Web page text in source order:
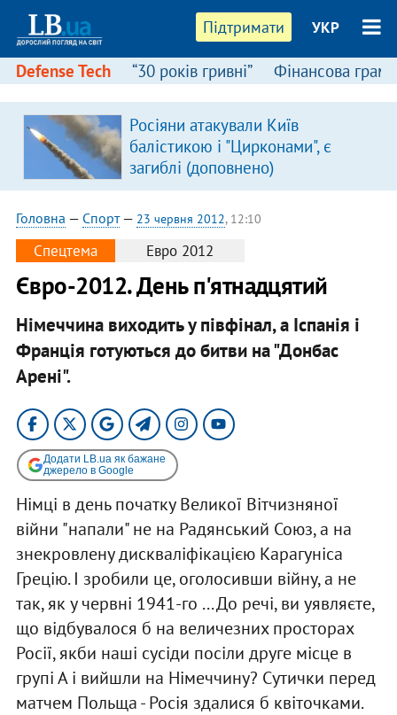
Підтримати УКР
Defense Tech “30 років гривні” Фінансова
Росіяни атакували Київ
балістикою і "Цирконами", є
загиблі (доповнено)
Головна — Спорт— 23 червня 2012, 12:10
Спецтема Евро 2012
Євро-2012. День п'ятнадцятий
Німеччина виходить у півфінал, а Іспанія і
Франція готуються до битви на "Донбас
Арені".
Додати LB.ua як бажане
джерело в Google
Німці в день початку Великої Вітчизняної
війни "напали" не на Радянський Союз, а на
знекровлену дискваліфікацією Карагуніса
Грецію. І зробили це, оголосивши війну, а не
так, як у червні 1941-го ... До речі, ви уявляєте,
що відбувалося б на величезних просторах
Росії, якби наші сусіди посіли друге місце в
групі А і вийшли на Німеччину? Сутички перед
матчем Польща - Росія здалися б квіточками.